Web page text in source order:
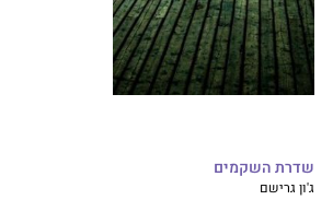
שדרת השקמים
ג'ון גרישם